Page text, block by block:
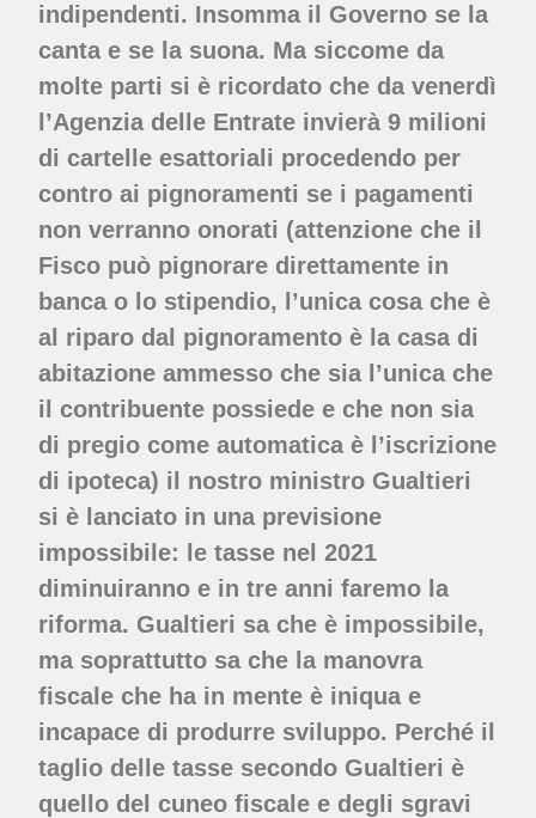
indipendenti. Insomma il Governo se la
canta e se la suona. Ma siccome da
molte parti si è ricordato che da venerdì
l’Agenzia delle Entrate invierà 9 milioni
di cartelle esattoriali procedendo per
contro ai pignoramenti se i pagamenti
non verranno onorati (attenzione che il
Fisco può pignorare direttamente in
banca o lo stipendio, l’unica cosa che è
al riparo dal pignoramento è la casa di
abitazione ammesso che sia l’unica che
il contribuente possiede e che non sia
di pregio come automatica è l’iscrizione
di ipoteca) il nostro ministro Gualtieri
si è lanciato in una previsione
impossibile: le tasse nel 2021
diminuiranno e in tre anni faremo la
riforma. Gualtieri sa che è impossibile,
ma soprattutto sa che la manovra
fiscale che ha in mente è iniqua e
incapace di produrre sviluppo. Perché il
taglio delle tasse secondo Gualtieri è
quello del cuneo fiscale e degli sgravi